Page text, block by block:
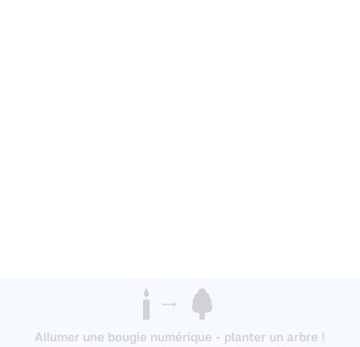
Allumer une bougie numérique - planter un arbre !